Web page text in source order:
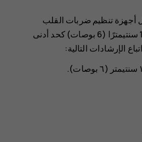
أجهزة تنظيم ضربات القلب
ومضخات الأنسولين ومحفزات الأعصاب) بضرورة الاحتفاظ بمسافة فاصلة تبلغ 15.3 سنتيمترًا (6 بوصات) كحد أدنى
الإرشادات التالية: